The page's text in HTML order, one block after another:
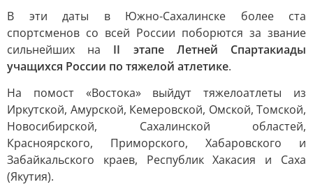
В эти даты в Южно-Сахалинске более ста
спортсменов со всей России поборются за звание
сильнейших на II этапе Летней Спартакиады
учащихся России по тяжелой атлетике.
На помост «Востока» выйдут тяжелоатлеты из
Иркутской, Амурской, Кемеровской, Омской, Томской,
Новосибирской, Сахалинской областей,
Красноярского, Приморского, Хабаровского и
Забайкальского краев, Республик Хакасия и Саха
(Якутия).